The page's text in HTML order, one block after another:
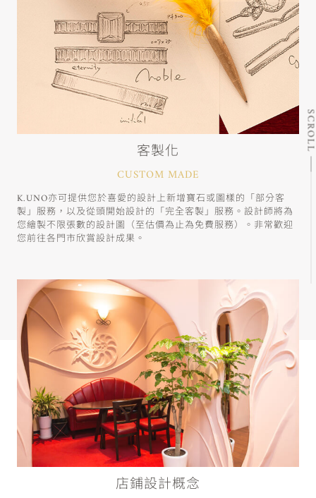
客製化
CUSTOM MADE
K.UNO亦可提供您於喜愛的設計上新增寶石或圖樣的「部分客
製」服務，以及從頭開始設計的「完全客製」服務。設計師將為
您繪製不限張數的設計圖（至估價為止為免費服務）。非常歡迎
您前往各門市欣賞設計成果。
店鋪設計概念